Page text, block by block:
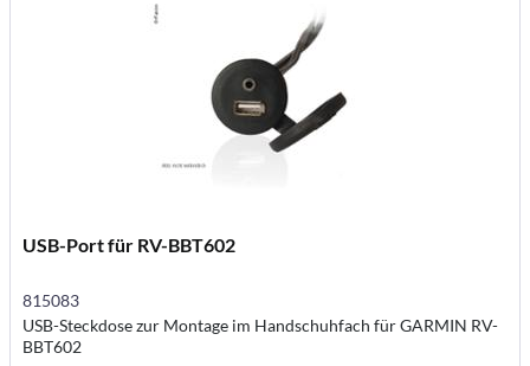
USB-Port für RV-BBT602
815083
USB-Steckdose zur Montage im Handschuhfach für GARMIN RV-
BBT602